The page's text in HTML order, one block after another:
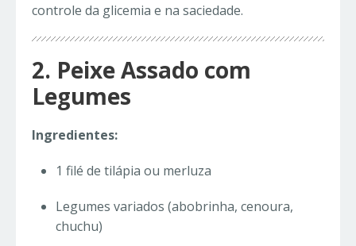
controle da glicemia e na saciedade.
2. Peixe Assado com
Legumes
Ingredientes:
1 filé de tilápia ou merluza
Legumes variados (abobrinha, cenoura,
chuchu)